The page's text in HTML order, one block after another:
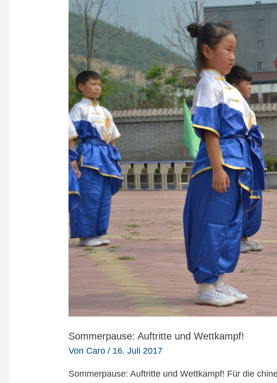
Sommerpause: Auftritte und Wettkampf!
Von Caro / 16. Juli 2017
Sommerpause: Auftritte und Wettkampf! Für die